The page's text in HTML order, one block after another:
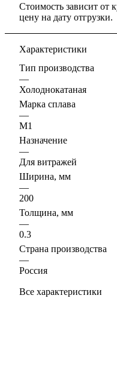
Стоимость зависит от
цену на дату отгрузки.
Характеристики
Тип производства
—
Холоднокатаная
Марка сплава
—
М1
Назначение
—
Для витражей
Ширина, мм
—
200
Толщина, мм
—
0.3
Страна производства
—
Россия
Все характеристики